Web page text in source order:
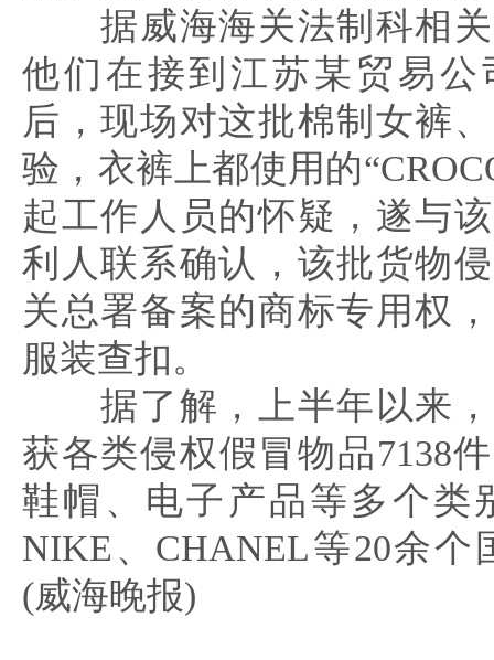
据威海海关法制科相关
他们在接到江苏某贸易公
后，现场对这批棉制女裤
验，衣裤上都使用的
起工作人员的怀疑，遂与
利人联系确认，该批货物
关总署备案的商标专用权
服装查扣。
据了解，上半年以来，
获各类侵权假冒物品7138
鞋帽、电子产品等多个类
NIKE、CHANEL等20余个
(威海晚报)